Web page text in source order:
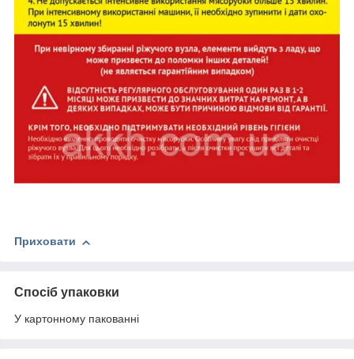
Приховати
Спосіб упаковки
У картонному пакованні